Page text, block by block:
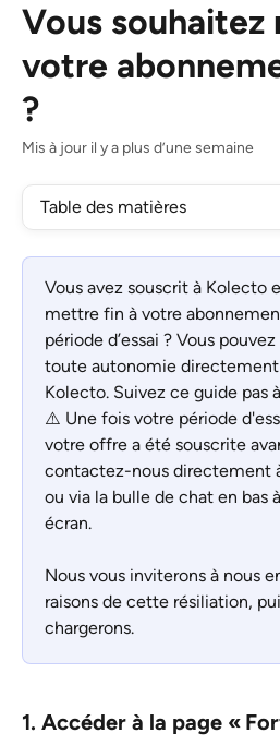
Vous souhaitez
votre
?
Mis à jour il y a plus d’une semaine
Table des matières
Vous avez souscrit à Kolecto
mettre fin à votre
période d’essai ? Vous
toute autonomie
Kolecto. Suivez ce guide pas à
⚠️ Une fois votre période
votre offre a été souscrite
contactez-nous directement
ou via la bulle de chat en bas
écran.
Nous vous inviterons à nous
raisons de cette résiliation,
chargerons.
1. Accéder à la page «